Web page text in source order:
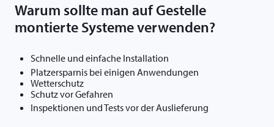
Warum sollte man auf Gestelle
montierte Systeme verwenden?
Schnelle und einfache Installation
Platzersparnis bei einigen Anwendungen
Wetterschutz
Schutz vor Gefahren
Inspektionen und Tests vor der Auslieferung